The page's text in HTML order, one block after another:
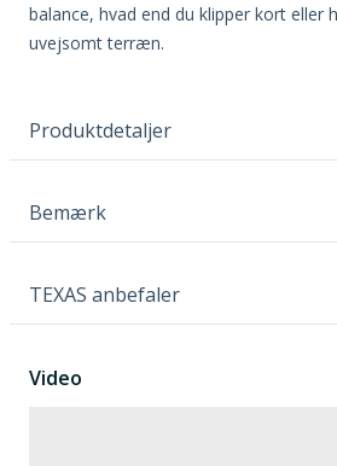
balance, hvad end du klipper kort eller
uvejsomt terræn.
Produktdetaljer
Bemærk
TEXAS anbefaler
Video